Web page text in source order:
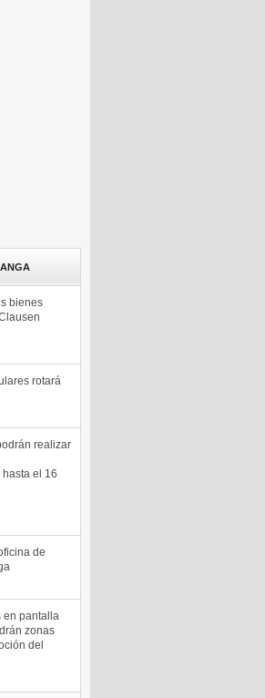
bienes
rotará
realizar
el 16
de
en pantalla
zonas
del